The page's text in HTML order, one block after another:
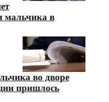
мальчика в
во дворе
пришлось